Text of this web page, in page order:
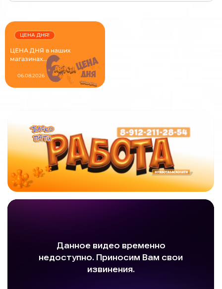
ЦЕНА ДНЯ в наших
магазинах...
ЦЕНА ДНЯ!
06.08.2026